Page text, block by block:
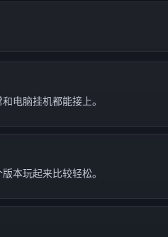
电脑挂机都能接上。
本玩起来比较轻松。